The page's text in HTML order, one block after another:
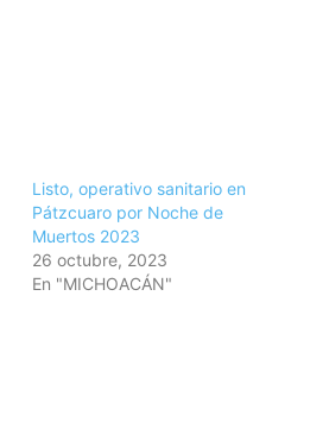
Listo, operativo sanitario en
Pátzcuaro por Noche de
Muertos 2023
26 octubre, 2023
En "MICHOACÁN"